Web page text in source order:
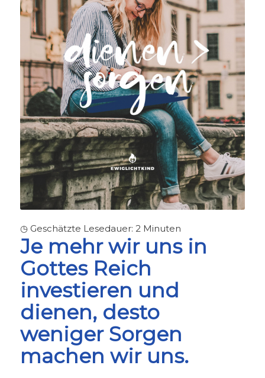
◷ Geschätzte Lesedauer: 2 Minuten
Je mehr wir uns in
Gottes Reich
investieren und
dienen, desto
weniger Sorgen
machen wir uns.